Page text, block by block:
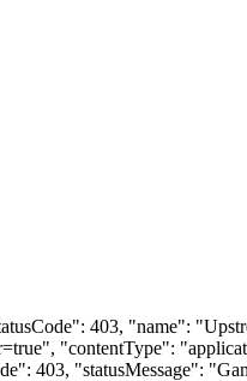
403, "name":
"contentType":
403, "statusMessage":